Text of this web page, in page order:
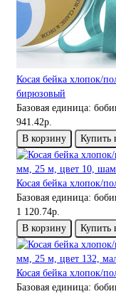
Косая бейка хлопок/
бирюзовый
Базовая единица:
941.42р.
В корзину
Купить
Косая бейка хлопок/
Базовая единица:
1 120.74р.
В корзину
Купить
Косая бейка хлопок/
Базовая единица: